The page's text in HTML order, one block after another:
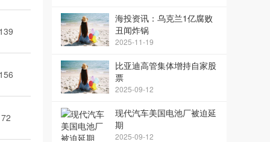
139
156
72
海投资讯：乌克兰1亿腐败
丑闻炸锅
2025-11-19
比亚迪高管集体增持自家股
票
2025-09-12
现代汽车美国电池厂被迫延
期
2025-09-12